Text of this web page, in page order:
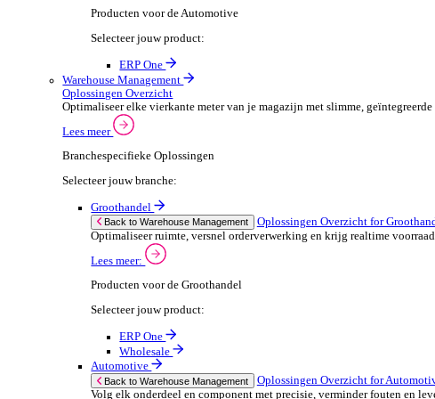
Wholesale
Automotive
Back to POS Oplossingen
Beheer complexe productassortimenten en houd
Lees meer:
POS Producten voor de Automotive
Selecteer jouw product:
ERP One
Dimasys
Financiële Administratie
Financieel overzicht is cruciaal voor het succes van je
Branchespecifieke Oplossingen
Selecteer jouw branche: